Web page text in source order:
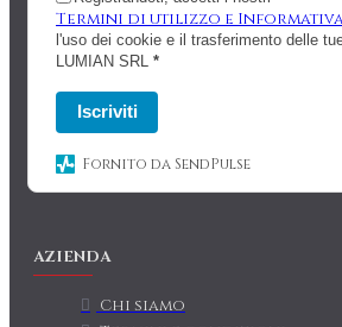
Termini di utilizzo e
l'uso dei cookie e il trasferimento delle
LUMIAN SRL *
Iscriviti
Fornito da SendPulse
AZIENDA
Chi siamo